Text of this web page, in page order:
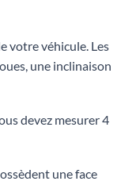
votre véhicule. Les
une inclinaison
devez mesurer 4
une face